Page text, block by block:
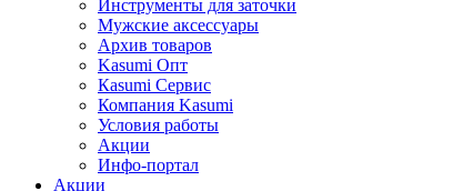
Инструменты для заточки
Мужские аксессуары
Архив товаров
Kasumi Опт
Кasumi Сервис
Компания Kasumi
Условия работы
Акции
Инфо-портал
Акции